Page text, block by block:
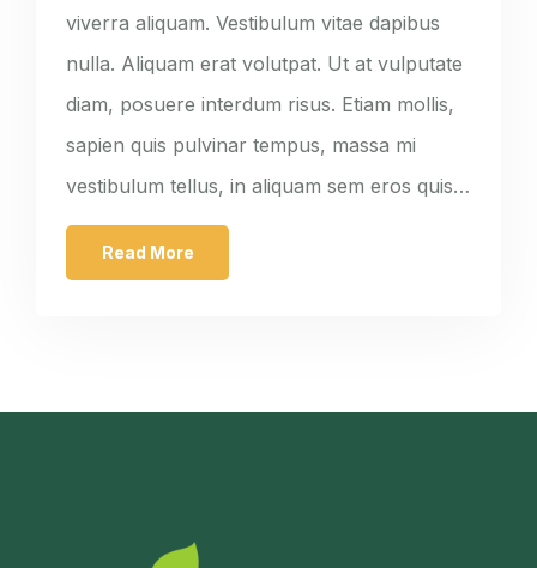
viverra aliquam. Vestibulum vitae dapibus
nulla. Aliquam erat volutpat. Ut at vulputate
diam, posuere interdum risus. Etiam mollis,
sapien quis pulvinar tempus, massa mi
vestibulum tellus, in aliquam sem eros quis…
Read More